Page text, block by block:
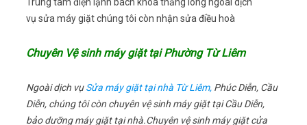
Trung tâm điện lạnh bách khoa thăng long ngoài dịch
vụ sửa máy giặt chúng tôi còn nhận sửa điều hoà
Chuyên Vệ sinh máy giặt tại Phường Từ Liêm
Ngoài dịch vụSửa máy giặt tại nhà Từ Liêm, Phúc Diễn, Cầu
Diễn, chúng tôi còn chuyên vệ sinh máy giặt tại Cầu Diễn,
bảo dưỡng máy giặt tại nhà.Chuyên vệ sinh máy giặt cửa